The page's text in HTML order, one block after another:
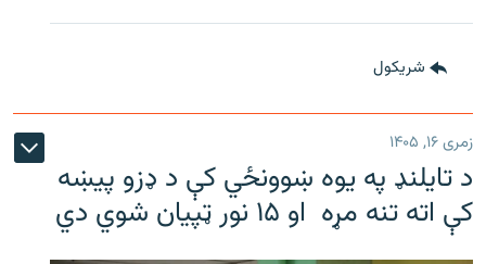
شريکول
زمری ۱۶, ۱۴۰۵
د تایلنډ په یوه ښوونځي کې د ډزو پیښه
کې اته تنه مړه او ۱۵ نور ټپیان شوي دي